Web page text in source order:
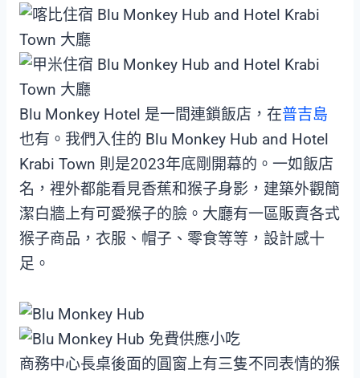
Blu Monkey Hotel 是一間連鎖飯店，在普吉島
也有。我們入住的 Blu Monkey Hub and Hotel
Krabi Town 則是2023年底剛開幕的。一如飯店
名，裡外都能看見香蕉和猴子身影，建築外觀簡
潔白牆上有可愛猴子的臉。大廳有一區販賣各式
猴子商品，衣服、帽子、零食等等，設計感十
足。
商務中心長桌後面的圓窗上有三隻不同表情的猴